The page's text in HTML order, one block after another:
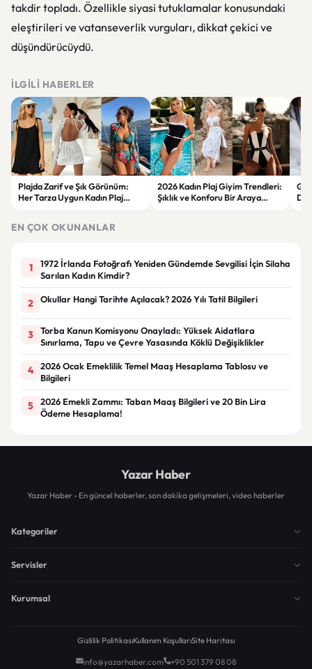
takdir topladı. Özellikle siyasi tutuklamalar konusundaki
eleştirileri ve vatanseverlik vurguları, dikkat çekici ve
düşündürücüydü.
İLGILI HABERLER
Plajda Zarif ve Şık Görünüm:
Her Tarza Uygun Kadın Plaj
2026 Kadın Plaj Giyim Trendleri:
Şıklık ve Konforu Bir Araya
EN ÇOK OKUNANLAR
1
1972 İrlanda Fotoğrafı Yeniden Gündemde Sevgilisi İçin Silaha
Sarılan Kadın Kimdir?
2 Okullar Hangi Tarihte Açılacak? 2026 Yılı Tatil Bilgileri
3
Torba Kanun Komisyonu Onayladı: Yüksek Aidatlara
Sınırlama, Tapu ve Çevre Yasasında Köklü Değişiklikler
4
2026 Ocak Emeklilik Temel Maaş Hesaplama Tablosu ve
Bilgileri
5
2026 Emekli Zammı: Taban Maaş Bilgileri ve 20 Bin Lira
Ödeme Hesaplama!
Yazar Haber
Yazar Haber - En güncel haberler, son dakika gelişmeleri, video haberler
Kategoriler
Servisler
Kurumsal
Gizlilik PolitikasıKullanım KoşullarıSite Haritası
info@yazarhaber.com +90 501 379 08 08